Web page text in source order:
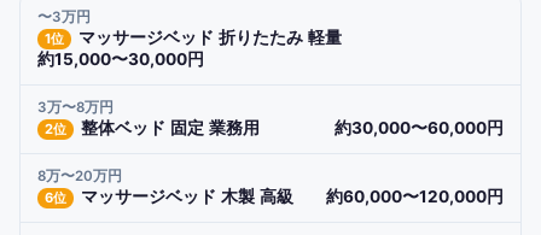
〜3万円
1位 マッサージベッド 折りたたみ 軽量
約15,000〜30,000円
3万〜8万円
2位 整体ベッド 固定 業務用 約30,000〜60,000円
8万〜20万円
6位 マッサージベッド 木製 高級 約60,000〜120,000円